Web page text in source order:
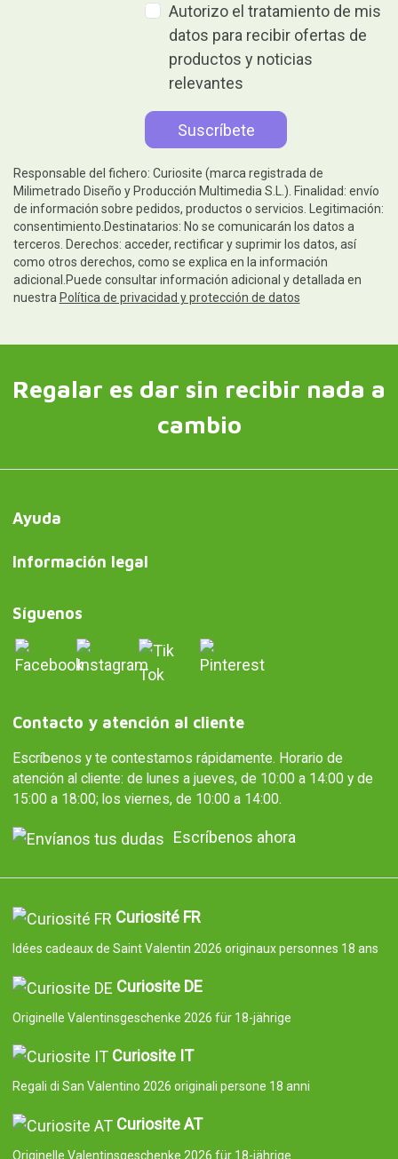
Autorizo el tratamiento de mis
datos para recibir ofertas de
productos y noticias
relevantes
Responsable del fichero: Curiosite (marca registrada de
Milimetrado Diseño y Producción Multimedia S.L.). Finalidad: envío
de información sobre pedidos, productos o servicios. Legitimación:
consentimiento.Destinatarios: No se comunicarán los datos a
terceros. Derechos: acceder, rectificar y suprimir los datos, así
como otros derechos, como se explica en la información
adicional.Puede consultar información adicional y detallada en
nuestra Política de privacidad y protección de datos
Regalar es dar sin recibir nada a
cambio
Ayuda
Información legal
Síguenos
Contacto y atención al cliente
Escríbenos y te contestamos rápidamente. Horario de
atención al cliente: de lunes a jueves, de 10:00 a 14:00 y de
15:00 a 18:00; los viernes, de 10:00 a 14:00.
Escríbenos ahora
Curiosité FR
Idées cadeaux de Saint Valentin 2026 originaux personnes 18 ans
Curiosite DE
Originelle Valentinsgeschenke 2026 für 18-jährige
Curiosite IT
Regali di San Valentino 2026 originali persone 18 anni
Curiosite AT
Originelle Valentinsgeschenke 2026 für 18-jährige